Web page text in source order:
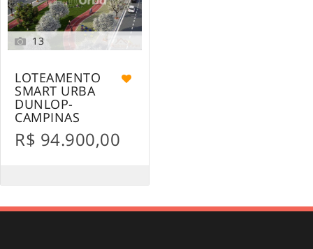
13
LOTEAMENTO
SMART URBA
DUNLOP-
CAMPINAS
R$ 94.900,00